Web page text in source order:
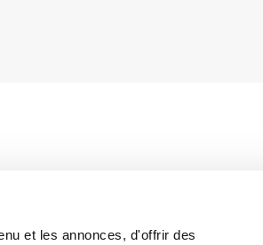
et les annonces, d'offrir des
the case of unlawful
no. 183/2010). The